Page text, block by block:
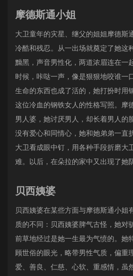
摩德斯通小姐
大卫童年的灾星、继父的姐姐摩德斯
冷酷和残忍。从一出场就奠定了她这
黝黑，声音男性化，两道浓眉连在一
时候，咔哒一声，像是狠狠地咬谁一
生命的东西也成了活的，她打扮时用
这位冷血的钢铁女人的性格写照。摩
男人婆，她讨厌男人，却长着男人的
没有爱心和同情心，她和她弟弟一直
大卫看成眼中钉，用各种手段折磨大
难。以后，在朵拉的家中又出现了她
贝西姨婆
贝西姨婆在某些方面与摩德斯通小姐
质的不同：贝西姨婆脾气古怪，她对
前草地经过是她一生最为气愤的。她
顾世俗的眼光，略带男性气质，偏重
爱、善良、仁慈、心软、重感情，虽